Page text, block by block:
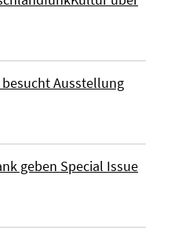
Ausstellung
geben Special Issue